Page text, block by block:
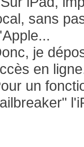
sans
je
en
un